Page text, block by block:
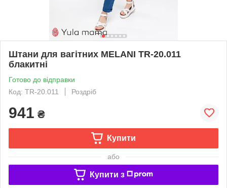
Штани для вагітних MELANI TR-20.011
блакитні
Готово до відправки
Код: TR-20.011
Роздріб
941 ₴
Купити
або
Купити з